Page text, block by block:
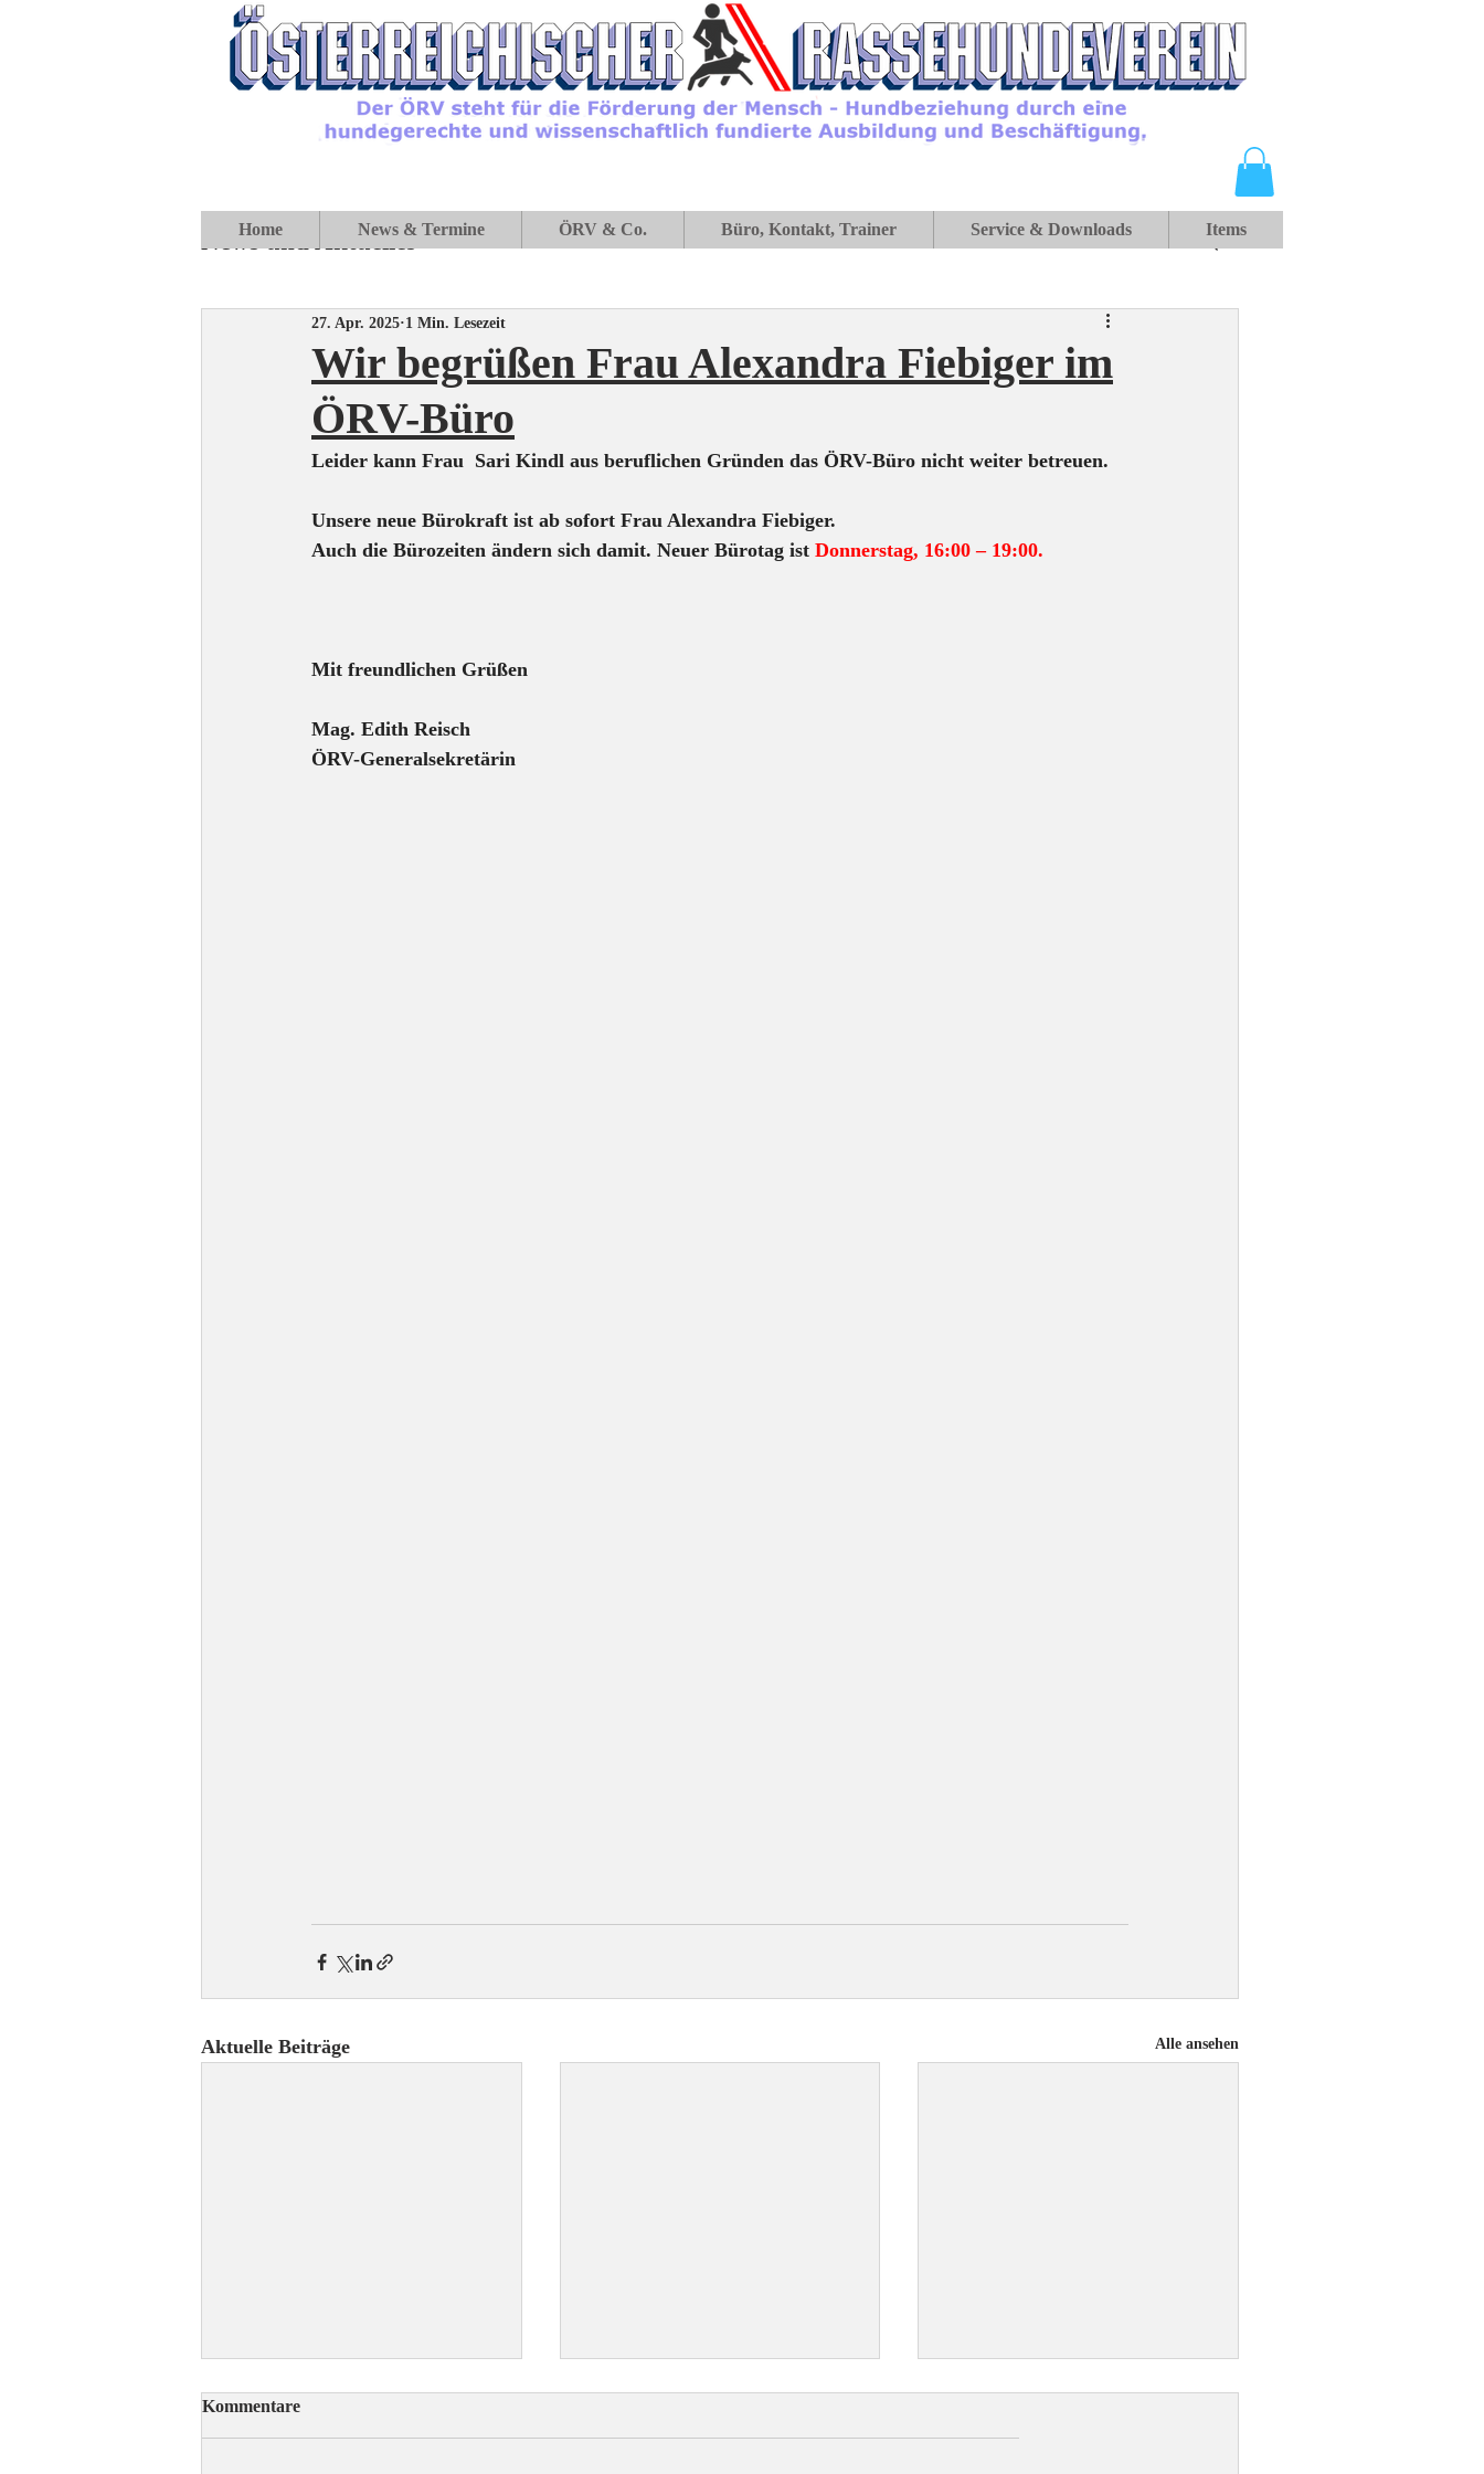
News und Aktuelles
Wir begrüßen Frau Alexandra Fiebiger im
ÖRV-Büro
27. Apr. 2025 1 Min. Lesezeit
Leider kann Frau  Sari Kindl aus beruflichen Gründen das ÖRV-Büro nicht weiter betreuen.
Unsere neue Bürokraft ist ab sofort Frau Alexandra Fiebiger.
Auch die Bürozeiten ändern sich damit. Neuer Bürotag ist Donnerstag, 16:00 – 19:00.
Mit freundlichen Grüßen
Mag. Edith Reisch
ÖRV-Generalsekretärin
Aktuelle Beiträge Alle ansehen
Kommentare
Home News & Termine ÖRV & Co. Büro, Kontakt, Trainer Service & Downloads Items